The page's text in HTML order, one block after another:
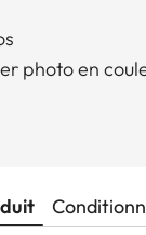
photo en